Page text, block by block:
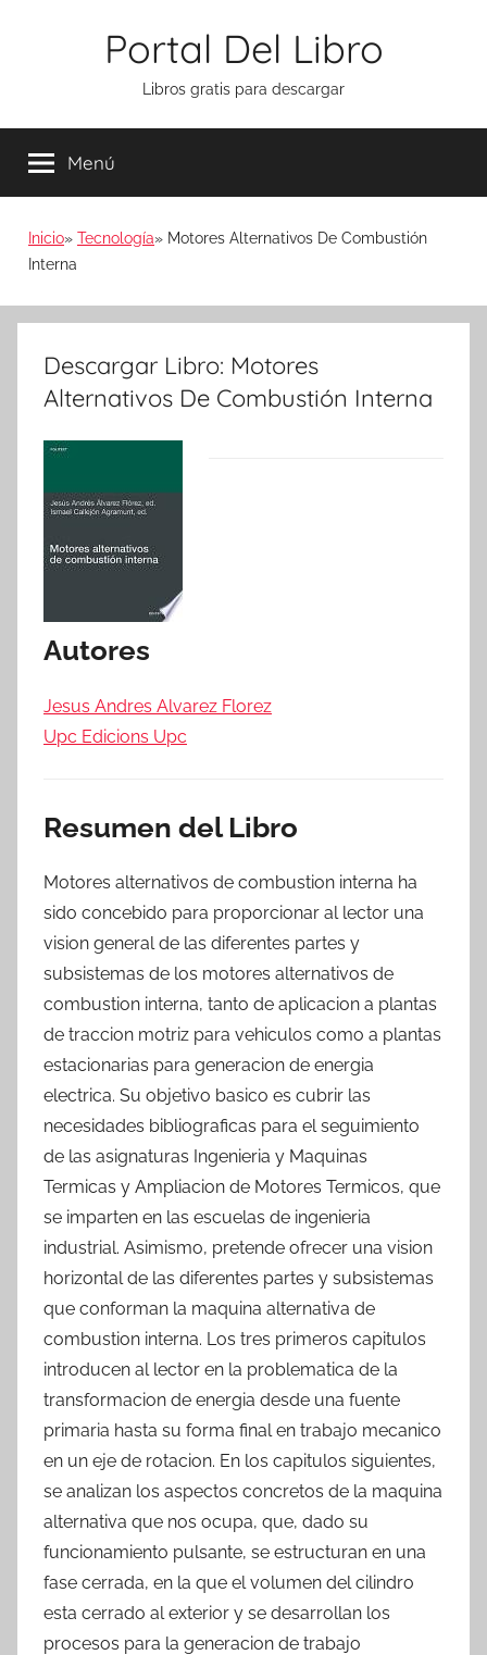
Portal Del Libro
Libros gratis para descargar
Menú
Inicio Tecnología
Motores Alternativos De Combustión
Interna
Descargar Libro: Motores
Alternativos De Combustión Interna
Autores
Jesus Andres Alvarez Florez
Upc Edicions Upc
Resumen del Libro
Motores alternativos de combustion interna ha
sido concebido para proporcionar al lector una
vision general de las diferentes partes y
subsistemas de los motores alternativos de
combustion interna, tanto de aplicacion a plantas
de traccion motriz para vehiculos como a plantas
estacionarias para generacion de energia
electrica. Su objetivo basico es cubrir las
necesidades bibliograficas para el seguimiento
de las asignaturas Ingenieria y Maquinas
Termicas y Ampliacion de Motores Termicos, que
se imparten en las escuelas de ingenieria
industrial. Asimismo, pretende ofrecer una vision
horizontal de las diferentes partes y subsistemas
que conforman la maquina alternativa de
combustion interna. Los tres primeros capitulos
introducen al lector en la problematica de la
transformacion de energia desde una fuente
primaria hasta su forma final en trabajo mecanico
en un eje de rotacion. En los capitulos siguientes,
se analizan los aspectos concretos de la maquina
alternativa que nos ocupa, que, dado su
funcionamiento pulsante, se estructuran en una
fase cerrada, en la que el volumen del cilindro
esta cerrado al exterior y se desarrollan los
procesos para la generacion de trabajo